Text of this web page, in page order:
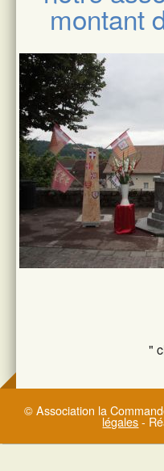
montant
"
© Association la
légales-